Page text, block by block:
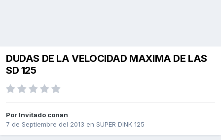
DUDAS DE LA VELOCIDAD MAXIMA DE LAS
SD 125
Por Invitado conan
7 de Septiembre del 2013 en SUPER DINK 125